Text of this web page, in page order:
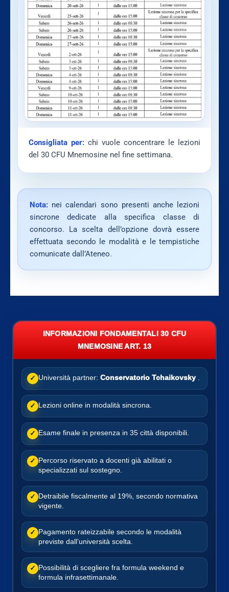
Consigliata per: chi vuole concentrare le lezioni
del 30 CFU Mnemosine nel fine settimana.
Nota: nei calendari sono presenti anche lezioni
sincrone dedicate alla specifica classe di
concorso. La scelta dell’opzione dovrà essere
effettuata secondo le modalità e le tempistiche
comunicate dall’Ateneo.
INFORMAZIONI FONDAMENTALI 30 CFU
MNEMOSINE ART. 13
✓ Università partner: Conservatorio Tchaikovsky
✓ Lezioni online in modalità sincrona.
✓ Esame finale in presenza in 35 città disponibili.
✓ Percorso riservato a docenti già abilitati o
specializzati sul sostegno.
✓ Detraibile fiscalmente al 19%, secondo normativa
vigente.
✓ Pagamento rateizzabile secondo le modalità
previste dall’università scelta.
✓ Possibilità di scegliere fra formula weekend e
formula infrasettimanale.